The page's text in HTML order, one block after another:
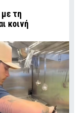
τη
κοινή